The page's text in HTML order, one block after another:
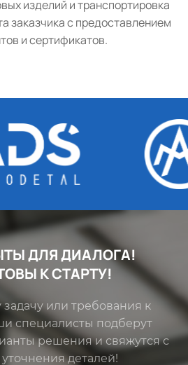
изделий и транспортировка
заказчика с предоставлением
и сертификатов.
ДЛЯ ДИАЛОГА!
К СТАРТУ!
или требования к
специалисты подберут
решения и свяжутся с
деталей!